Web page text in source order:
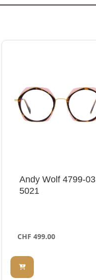
Andy Wolf 4799-03
5021
CHF 499.00